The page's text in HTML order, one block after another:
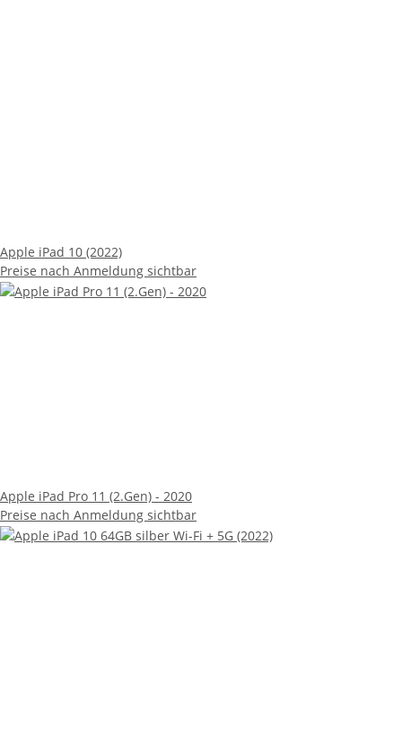
Apple iPad 10 (2022)
Preise nach Anmeldung sichtbar
Apple iPad Pro 11 (2.Gen) - 2020
Preise nach Anmeldung sichtbar